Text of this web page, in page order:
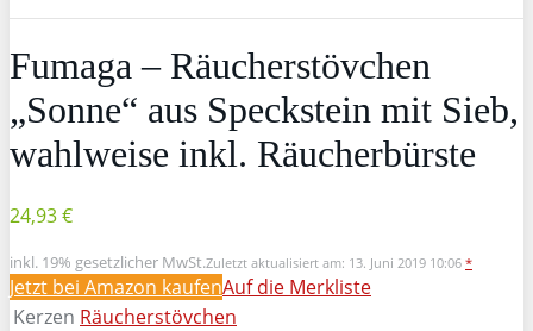
Fumaga – Räucherstövchen
„Sonne“ aus Speckstein mit Sieb,
wahlweise inkl. Räucherbürste
24,93 €
inkl. 19% gesetzlicher MwSt.Zuletzt aktualisiert am: 13. Juni 2019 10:06 *
Jetzt bei Amazon kaufenAuf die Merkliste
Kerzen Räucherstövchen